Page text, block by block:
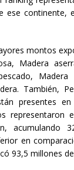
ese continente,
montos
Madera
Madera
También,
presentes en
representaron
acumulando
en
93,5 millones